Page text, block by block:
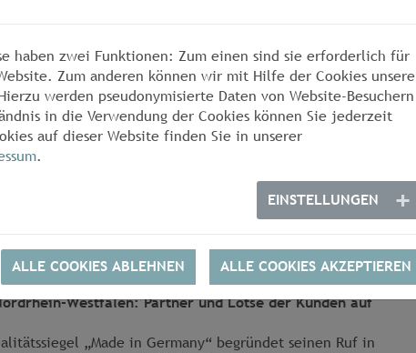
Salzsprühnebelkammer sind die Normen nach
für die Normen),
für die DIN EN 1670 und somit relevant für alle Schlösser
Westfalen: Partner und Lotse der Kunden auf
„Made in Germany“ begründet seinen Ruf in
haben zwei Funktionen: Zum einen sind sie erforderlich für
Zum anderen können wir mit Hilfe der Cookies unsere
werden pseudonymisierte Daten von Website-Besuchern
in die Verwendung der Cookies können Sie jederzeit
auf dieser Website finden Sie in unserer
.
EINSTELLUNGEN
ALLE COOKIES ABLEHNEN ALLE COOKIES AKZEPTIEREN